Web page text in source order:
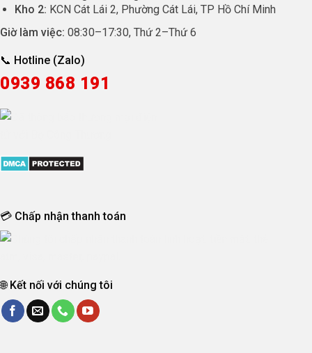
Kho 2: KCN Cát Lái 2, Phường Cát Lái, TP Hồ Chí Minh
Giờ làm việc: 08:30–17:30, Thứ 2–Thứ 6
📞 Hotline (Zalo)
0939 868 191
💳 Chấp nhận thanh toán
🌐 Kết nối với chúng tôi